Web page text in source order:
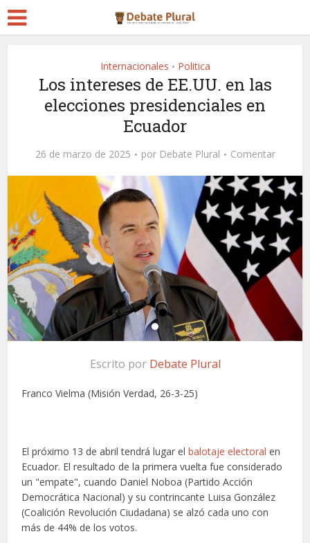
Internacionales • Politica
Los intereses de EE.UU. en las
elecciones presidenciales en
Ecuador
26 de marzo de 2025 por Debate Plural Comentar
Escrito por Debate Plural
Franco Vielma (Misión Verdad, 26-3-25)
El próximo 13 de abril tendrá lugar elbalotaje electoral en
Ecuador. El resultado de la primera vuelta fue considerado
un "empate", cuando Daniel Noboa (Partido Acción
Democrática Nacional) y su contrincante Luisa González
(Coalición Revolución Ciudadana) se alzó cada uno con
más de 44% de los votos.